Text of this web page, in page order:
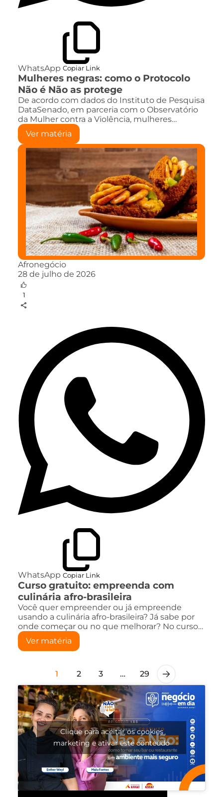
WhatsApp Copiar Link
Mulheres negras: como o Protocolo
Não é Não as protege
De acordo com dados do Instituto de Pesquisa
DataSenado, em parceria com o Observatório
da Mulher contra a Violência, mulheres…
Ver matéria
Afronegócio
28 de julho de 2026
1
WhatsApp Copiar Link
Curso gratuito: empreenda com
culinária afro-brasileira
Você quer empreender ou já empreende
usando a culinária afro-brasileira? Já sabe por
onde começar ou no que melhorar? No curso…
Ver matéria
1 2 3 … 29
Clique para aceitar os cookies
marketing e ativar este conteúdo